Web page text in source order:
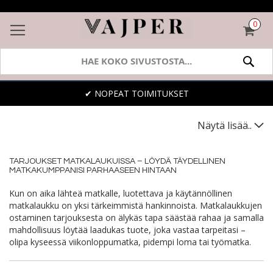
0
✔ NOPEAT TOIMITUKSET
Näytä lisää..
TARJOUKSET MATKALAUKUISSA – LÖYDÄ TÄYDELLINEN
MATKAKUMPPANISI PARHAASEEN HINTAAN
Kun on aika lähteä matkalle, luotettava ja käytännöllinen
matkalaukku on yksi tärkeimmistä hankinnoista. Matkalaukkujen
ostaminen tarjouksesta on älykäs tapa säästää rahaa ja samalla
mahdollisuus löytää laadukas tuote, joka vastaa tarpeitasi –
olipa kyseessä viikonloppumatka, pidempi loma tai työmatka.